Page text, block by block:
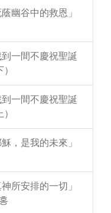
幽谷中的救恩」
一間不慶祝聖誕
一間不慶祝聖誕
，是我的未來」
所安排的一切」